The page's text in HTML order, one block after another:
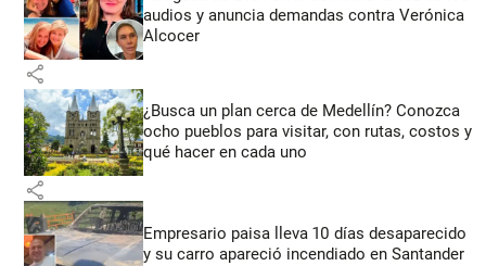
audios y anuncia demandas contra Verónica
Alcocer
share
¿Busca un plan cerca de Medellín? Conozca
ocho pueblos para visitar, con rutas, costos y
qué hacer en cada uno
share
Empresario paisa lleva 10 días desaparecido
y su carro apareció incendiado en Santander